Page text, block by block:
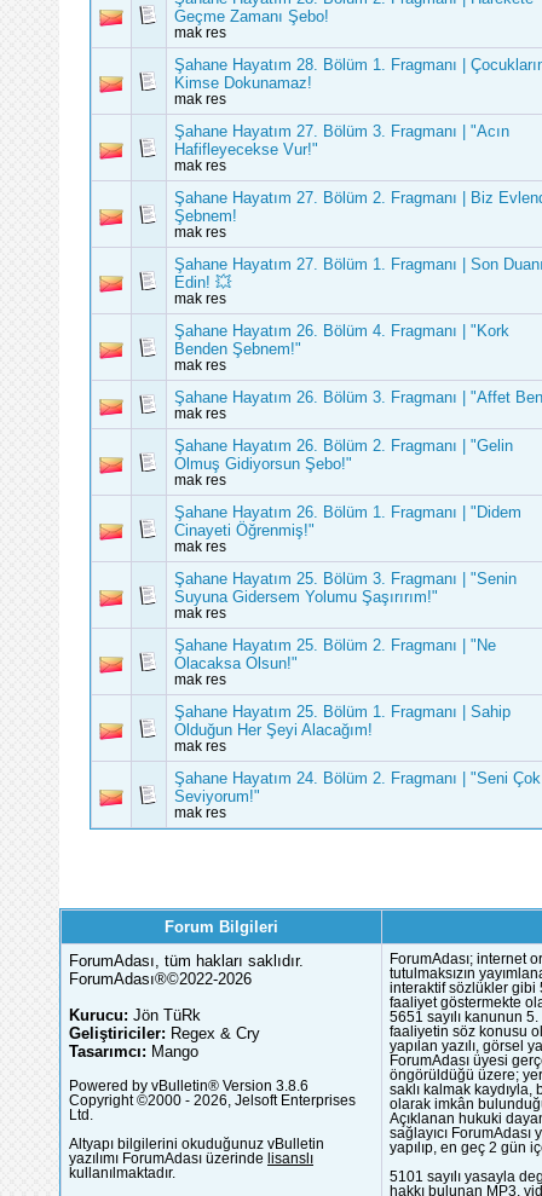
Geçme Zamanı Şebo!
mak res
Şahane Hayatım 28. Bölüm 1. Fragmanı |
Kimse Dokunamaz!
mak res
Şahane Hayatım 27. Bölüm 3. Fragmanı | "Acın
Hafifleyecekse Vur!"
mak res
Şahane Hayatım 27. Bölüm 2. Fragmanı | Biz
Şebnem!
mak res
Şahane Hayatım 27. Bölüm 1. Fragmanı | Son
Edin! 💥
mak res
Şahane Hayatım 26. Bölüm 4. Fragmanı | "Kork
Benden Şebnem!"
mak res
Şahane Hayatım 26. Bölüm 3. Fragmanı | "Affet
mak res
Şahane Hayatım 26. Bölüm 2. Fragmanı | "Gelin
Olmuş Gidiyorsun Şebo!"
mak res
Şahane Hayatım 26. Bölüm 1. Fragmanı | "Didem
Cinayeti Öğrenmiş!"
mak res
Şahane Hayatım 25. Bölüm 3. Fragmanı | "Senin
Suyuna Gidersem Yolumu Şaşırırım!"
mak res
Şahane Hayatım 25. Bölüm 2. Fragmanı | "Ne
Olacaksa Olsun!"
mak res
Şahane Hayatım 25. Bölüm 1. Fragmanı | Sahip
Olduğun Her Şeyi Alacağım!
mak res
Şahane Hayatım 24. Bölüm 2. Fragmanı | "Seni Çok
Seviyorum!"
mak res
Forum Bilgileri
ForumAdası, tüm hakları saklıdır.
ForumAdası®©2022-2026
Kurucu: Jön TüRk
Geliştiriciler: Regex & Cry
Tasarımcı: Mango
Powered by vBulletin® Version 3.8.6
Copyright ©2000 - 2026, Jelsoft Enterprises
Ltd.
Altyapı bilgilerini okuduğunuz vBulletin
yazılımı ForumAdası üzerinde lisanslı
kullanılmaktadır.
ForumAdası; internet
tutulmaksızın
interaktif sözlükler gibi
faaliyet göstermekte
5651 sayılı kanunun
faaliyetin söz konusu
yapılan yazılı, görsel
ForumAdası üyesi
öngörüldüğü üzere;
saklı kalmak
olarak imkân
Açıklanan hukuki
sağlayıcı
yapılıp, en geç 2 gün
5101 sayılı yasayla
hakkı bulunan MP3,